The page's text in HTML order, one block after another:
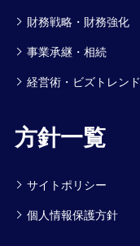
財務戦略・財務強化
事業承継・相続
経営術・ビズトレンド
方針一覧
サイトポリシー
個人情報保護方針